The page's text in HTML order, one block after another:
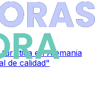
en Alemania
de calidad"